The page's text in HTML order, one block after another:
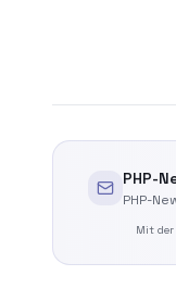
PHP-
PHP-
Mit der